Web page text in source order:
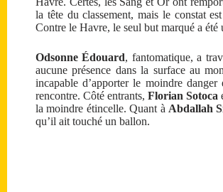
la tête du classement, mais le constat
Contre le Havre, le seul but marqué a été
Odsonne Édouard, fantomatique, a
aucune présence dans la surface au
incapable d’apporter le moindre
rencontre. Côté entrants, Florian Sotoca
la moindre étincelle. Quant à Abdallah
qu’il ait touché un ballon.